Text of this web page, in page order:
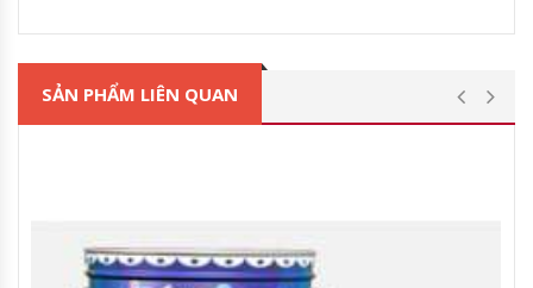
SẢN PHẨM LIÊN QUAN